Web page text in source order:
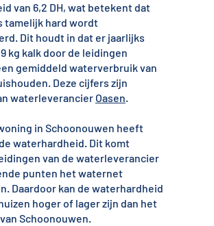
van 6,2 DH, wat betekent dat
tamelijk hard wordt
Dit houdt in dat er jaarlijks
kg kalk door de leidingen
gemiddeld waterverbruik van
Deze cijfers zijn
waterleverancier Oasen.
in Schoonouwen heeft
waterhardheid. Dit komt
van de waterleverancier
punten het waternet
Daardoor kan de waterhardheid
hoger of lager zijn dan het
Schoonouwen.